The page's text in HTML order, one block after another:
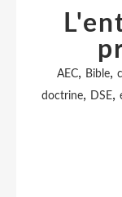
AEC, Bible,
doctrine, DSE,